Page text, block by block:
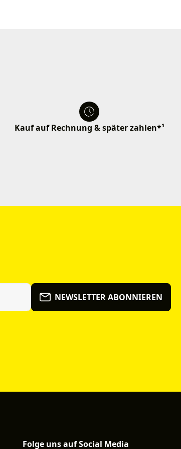
Kauf auf Rechnung & später zahlen*¹
NEWSLETTER ABONNIEREN
Folge uns auf Social Media